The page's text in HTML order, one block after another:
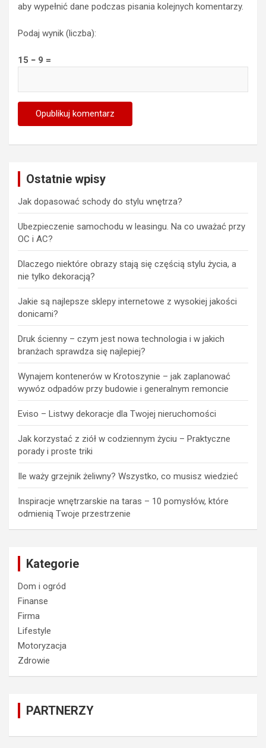
aby wypełnić dane podczas pisania kolejnych komentarzy.
Podaj wynik (liczba):
15 − 9 =
Ostatnie wpisy
Jak dopasować schody do stylu wnętrza?
Ubezpieczenie samochodu w leasingu. Na co uważać przy
OC i AC?
Dlaczego niektóre obrazy stają się częścią stylu życia, a
nie tylko dekoracją?
Jakie są najlepsze sklepy internetowe z wysokiej jakości
donicami?
Druk ścienny – czym jest nowa technologia i w jakich
branżach sprawdza się najlepiej?
Wynajem kontenerów w Krotoszynie – jak zaplanować
wywóz odpadów przy budowie i generalnym remoncie
Eviso – Listwy dekoracje dla Twojej nieruchomości
Jak korzystać z ziół w codziennym życiu – Praktyczne
porady i proste triki
Ile waży grzejnik żeliwny? Wszystko, co musisz wiedzieć
Inspiracje wnętrzarskie na taras – 10 pomysłów, które
odmienią Twoje przestrzenie
Kategorie
Dom i ogród
Finanse
Firma
Lifestyle
Motoryzacja
Zdrowie
PARTNERZY